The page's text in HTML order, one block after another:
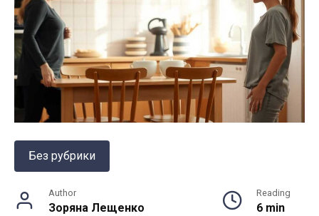
Без рубрики
Author
Зоряна Лещенко
Reading
6 min